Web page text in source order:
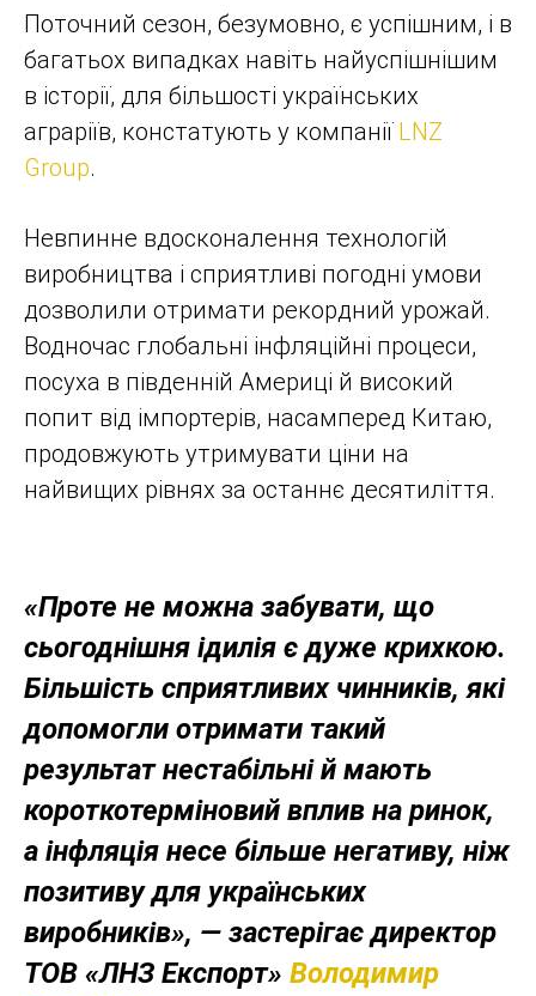
Поточний сезон, безумовно, є успішним, і в
багатьох випадках навіть найуспішнішим
в історії, для більшості українських
аграріїв, констатують у компаніїLNZ
Group.
Невпинне вдосконалення технологій
виробництва і сприятливі погодні умови
дозволили отримати рекордний урожай.
Водночас глобальні інфляційні процеси,
посуха в південній Америці й високий
попит від імпортерів, насамперед Китаю,
продовжують утримувати ціни на
найвищих рівнях за останнє десятиліття.
«Проте не можна забувати, що
сьогоднішня ідилія є дуже крихкою.
Більшість сприятливих чинників, які
допомогли отримати такий
результат нестабільні й мають
короткотерміновий вплив на ринок,
а інфляція несе більше негативу, ніж
позитиву для українських
виробників», — застерігає директор
ТОВ «ЛНЗ Експорт» Володимир